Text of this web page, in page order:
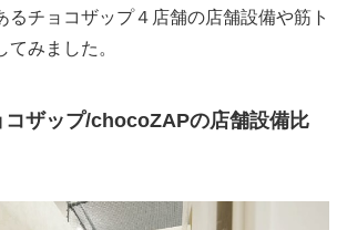
るチョコザップ４店舗の店舗設備や筋ト
てみました。
コザップ/chocoZAPの店舗設備比